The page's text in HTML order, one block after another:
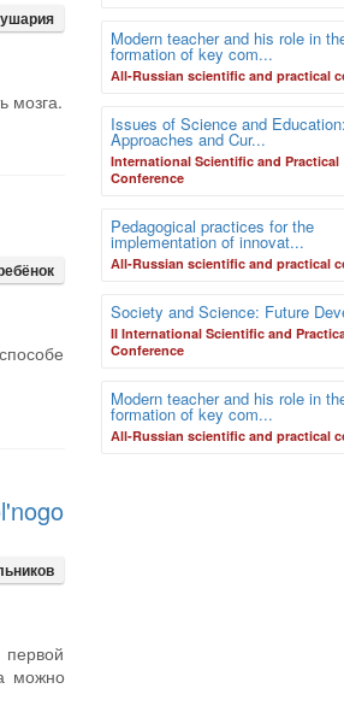
мозга.
можно
Modern teacher and his role in
formation of key com...
Аll-Russian scientific and practical
Issues of Science and
Approaches and Cur...
International Scientific and Practical
Conference
Pedagogical practices for the
implementation of innovat...
Аll-Russian scientific and practical
Society and Science: Future
II International Scientific and
Conference
Modern teacher and his role in
formation of key com...
Аll-Russian scientific and practical